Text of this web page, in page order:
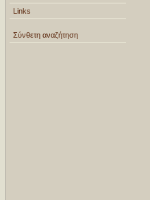
Links
Σύνθετη αναζήτηση